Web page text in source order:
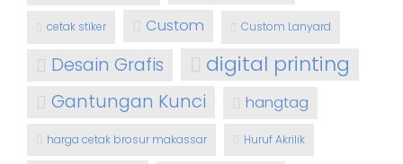
cetak stiker Custom Custom Lanyard
Desain Grafis digital printing
Gantungan Kunci hangtag
harga cetak brosur makassar Huruf Akrilik